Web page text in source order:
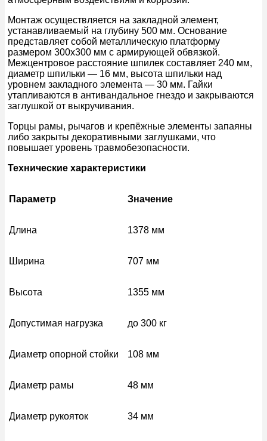
Монтаж осуществляется на закладной элемент,
устанавливаемый на глубину 500 мм. Основание
представляет собой металлическую платформу
размером 300х300 мм с армирующей обвязкой.
Межцентровое расстояние шпилек составляет 240 мм,
диаметр шпильки — 16 мм, высота шпильки над
уровнем закладного элемента — 30 мм. Гайки
утапливаются в антивандальное гнездо и закрываются
заглушкой от выкручивания.
Торцы рамы, рычагов и крепёжные элементы запаяны
либо закрыты декоративными заглушками, что
повышает уровень травмобезопасности.
Технические характеристики
Параметр Значение
Длина 1378 мм
Ширина 707 мм
Высота 1355 мм
Допустимая нагрузка до 300 кг
Диаметр опорной стойки 108 мм
Диаметр рамы 48 мм
Диаметр рукояток 34 мм